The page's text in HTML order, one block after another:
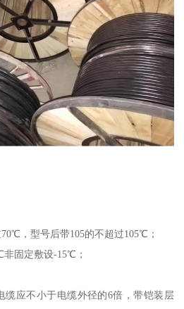
，型号后带105的不超过105℃；
固定敷设-15℃；
缆应不小于电缆外径的6倍，带铠装层